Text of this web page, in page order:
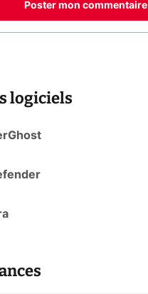
Poster mon commentaire
logiciels